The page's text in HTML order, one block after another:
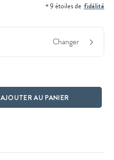
+ 9 étoiles de fidélité
Changer
AJOUTER AU PANIER